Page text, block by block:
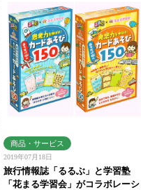
2019年07月18日
旅行情報誌「るるぶ」と学習塾
「花まる学習会」がコラボレーシ